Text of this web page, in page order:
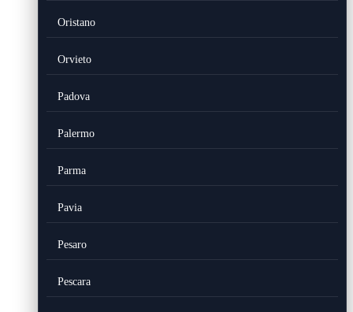
Oristano
Orvieto
Padova
Palermo
Parma
Pavia
Pesaro
Pescara